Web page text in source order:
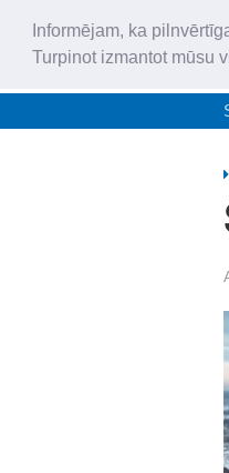
Informējam, ka
Turpinot izmantot mūsu